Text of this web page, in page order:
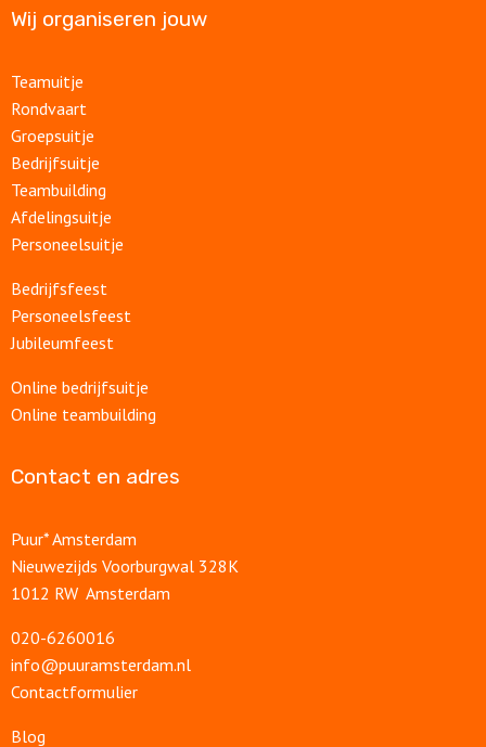
Wij organiseren jouw
Teamuitje
Rondvaart
Groepsuitje
Bedrijfsuitje
Teambuilding
Afdelingsuitje
Personeelsuitje
Bedrijfsfeest
Personeelsfeest
Jubileumfeest
Online bedrijfsuitje
Online teambuilding
Contact en adres
Puur* Amsterdam
Nieuwezijds Voorburgwal 328K
1012 RW Amsterdam
020-6260016
info@puuramsterdam.nl
Contactformulier
Blog